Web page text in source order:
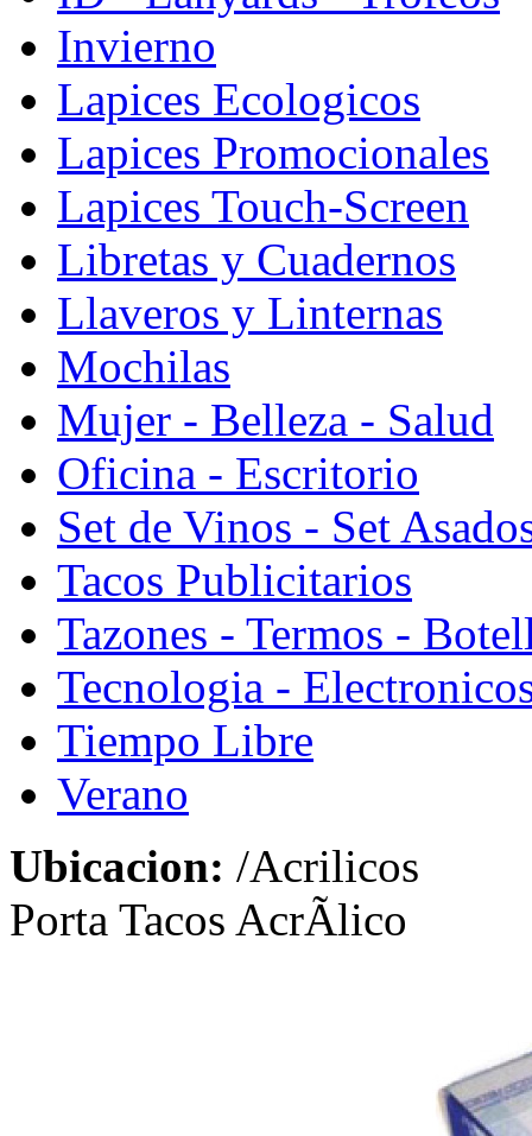
Invierno
Lapices Ecologicos
Lapices Promocionales
Lapices Touch-Screen
Libretas y Cuadernos
Llaveros y Linternas
Mochilas
Mujer - Belleza - Salud
Oficina - Escritorio
Set de Vinos - Set
Tacos Publicitarios
Tazones - Termos -
Tecnologia -
Tiempo Libre
Verano
Ubicacion: /Acrilicos
Porta Tacos AcrÃ­lico